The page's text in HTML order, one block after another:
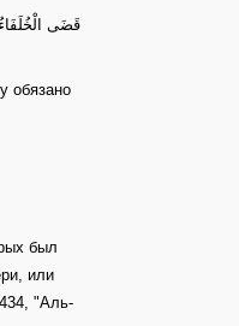
قَضَى
обязано
был
или
"Аль-